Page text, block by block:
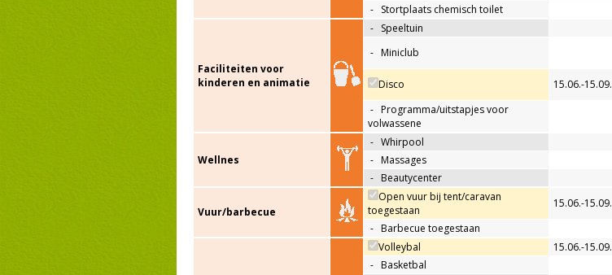
- Stortplaats chemisch toilet
Faciliteiten voor
kinderen en animatie
- Speeltuin
- Miniclub
Disco
15.06.-15.09.
- Programma/uitstapjes voor
volwassene
Wellnes
- Whirpool
- Massages
- Beautycenter
Vuur/barbecue
Open vuur bij tent/caravan
toegestaan
15.06.-15.09.
- Barbecue toegestaan
Volleybal 15.06.-15.09.
- Basketbal